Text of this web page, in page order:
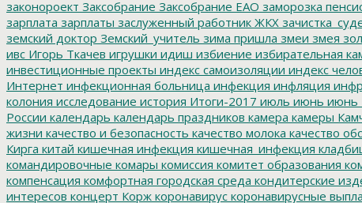
законороект Заксобрание Заксобрание ЕАО заморозка
зарплата зарплаты заслуженный работник ЖКХ
земский доктор Земский_учитель зима пришла змеи змея
ивс Игорь Ткачев игрушки идиш избиение избирательная
инвестиционные проекты индекс самоизоляции индекс
Интернет инфекционная больница инфекция инфляция
колония исследование история Итоги-2017 июль июнь
России календарь календарь праздников камера камеры
жизни качество и безопасность качество молока качество
Кирга китай кишечная инфекция кишечная_инфекция
командировочные комары комиссия комитет образования
компенсация комфортная городская среда кондитерские
интересов концерт Корж коронавирус коронавирусные